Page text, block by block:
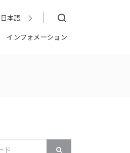
日本語 日本語
インフォメーション